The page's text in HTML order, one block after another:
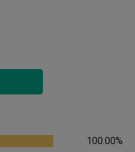
100.00%